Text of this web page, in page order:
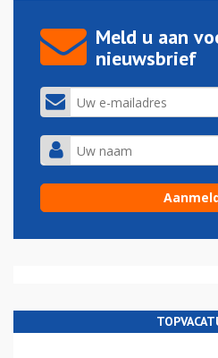
Meld u aan
nieuwsbrief